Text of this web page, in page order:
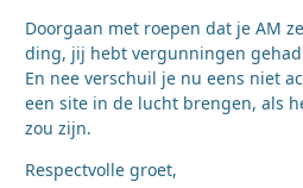
Doorgaan met roepen dat je AM
ding, jij hebt vergunningen
En nee verschuil je nu eens niet
een site in de lucht brengen, als
zou zijn.
Respectvolle groet,